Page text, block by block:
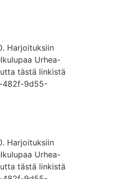
Harjoituksiin
Urhea-
tästä linkistä
482f-9d55-
Harjoituksiin
Urhea-
tästä linkistä